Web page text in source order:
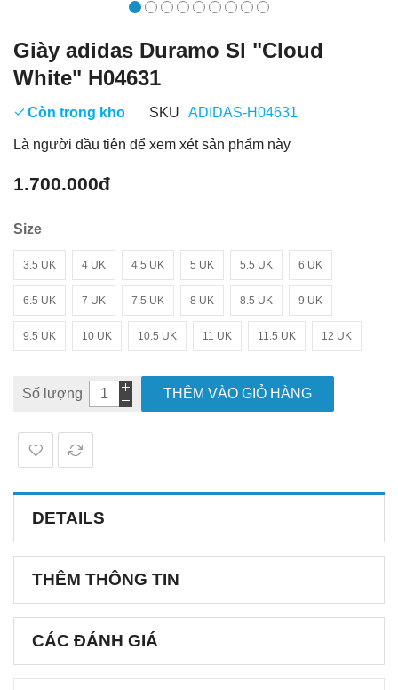
Giày adidas Duramo Sl "Cloud
White" H04631
Còn trong kho SKU ADIDAS-H04631
Là người đầu tiên để xem xét sản phẩm này
1.700.000đ
Size
3.5 UK 4 UK 4.5 UK 5 UK 5.5 UK 6 UK
6.5 UK 7 UK 7.5 UK 8 UK 8.5 UK 9 UK
9.5 UK 10 UK 10.5 UK 11 UK 11.5 UK 12 UK
Số lượng THÊM VÀO GIỎ HÀNG
DETAILS
THÊM THÔNG TIN
CÁC ĐÁNH GIÁ